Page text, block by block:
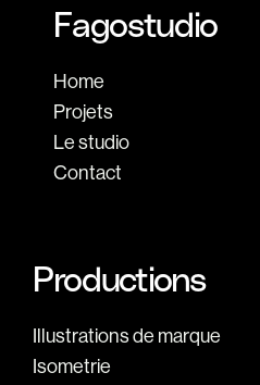
Fagostudio
Home
Projets
Le studio
Contact
Productions
Illustrations de marque
Isometrie